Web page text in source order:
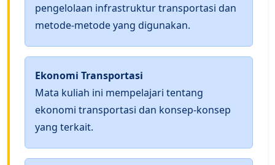
pengelolaan infrastruktur transportasi dan
metode-metode yang digunakan.
Ekonomi Transportasi
Mata kuliah ini mempelajari tentang
ekonomi transportasi dan konsep-konsep
yang terkait.